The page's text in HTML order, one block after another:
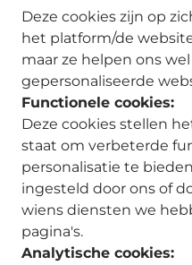
Deze cookies zijn op
het platform/de
maar ze helpen ons
gepersonaliseerde
Functionele cookies:
Deze cookies stellen
staat om verbeterde
personalisatie te
ingesteld door ons of
wiens diensten we
pagina's.
Analytische cookies: